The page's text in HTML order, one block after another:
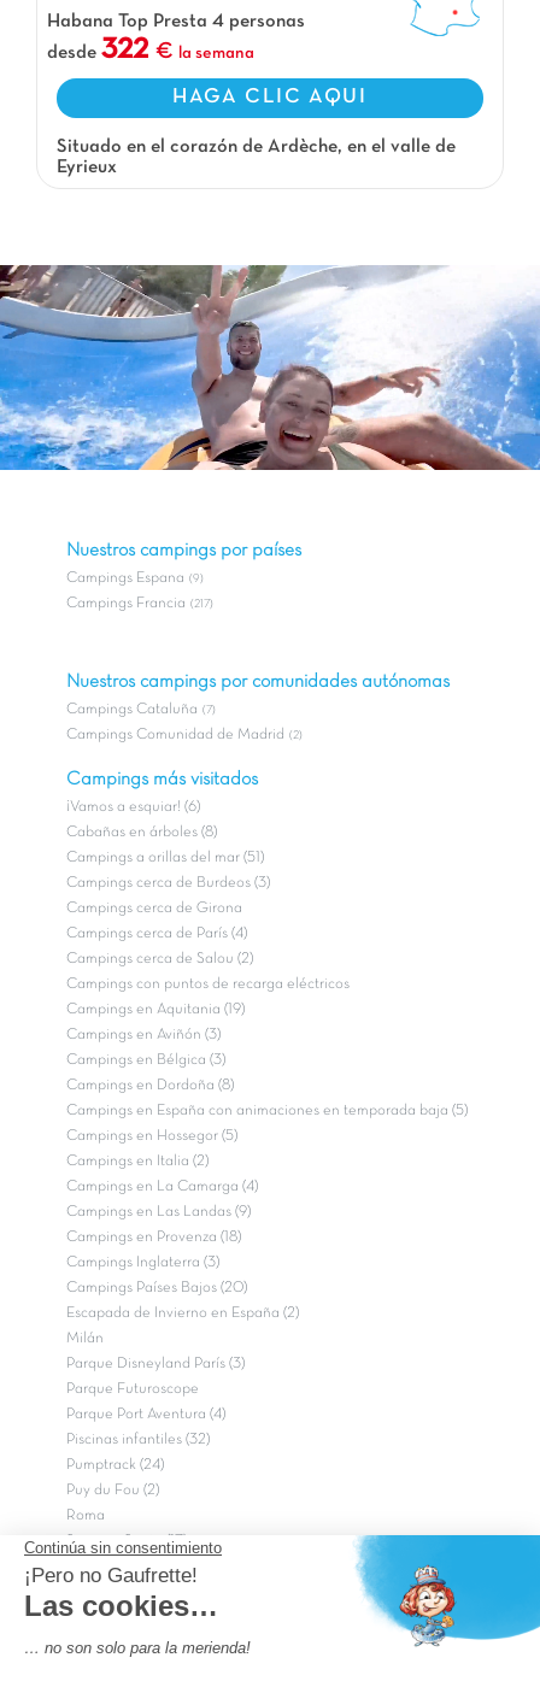
Habana Top Presta 4 personas
desde 322 la semana
HAGA CLIC AQUI
Situado en el corazón de Ardèche, en el valle de
Eyrieux
Nuestros campings por países
Campings Espana (9)
Campings Francia (217)
Nuestros campings por comunidades autónomas
Campings Cataluña (7)
Campings Comunidad de Madrid (2)
Campings más visitados
¡Vamos a esquiar! (6)
Cabañas en árboles (8)
Campings a orillas del mar (51)
Campings cerca de Burdeos (3)
Campings cerca de Girona
Campings cerca de París (4)
Campings cerca de Salou (2)
Campings con puntos de recarga eléctricos
Campings en Aquitania (19)
Campings en Aviñón (3)
Campings en Bélgica (3)
Campings en Dordoña (8)
Campings en España con animaciones en temporada baja (5)
Campings en Hossegor (5)
Campings en Italia (2)
Campings en La Camarga (4)
Campings en Las Landas (9)
Campings en Provenza (18)
Campings Inglaterra (3)
Campings Países Bajos (20)
Escapada de Invierno en España (2)
Milán
Parque Disneyland París (3)
Parque Futuroscope
Parque Port Aventura (4)
Piscinas infantiles (32)
Pumptrack (24)
Puy du Fou (2)
Roma
Semana Santa (17)
tripadvisor Traveler’s Choice 2026 (43)
campings niños Francia
Los camping con piscinas en Francia